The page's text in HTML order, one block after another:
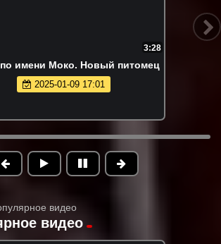
3:28
имени Моко. Новый питомец
2025-01-09 17:01
видео
видео